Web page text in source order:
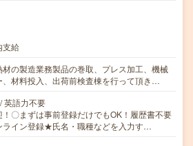
支給
材の製造業務製品の巻取、プレス加工、機械
、材料投入、出荷前検査棟を行って頂き…
英語力不要
〇まずは事前登録だけでもOK！履歴書不要
ライン登録★氏名・職種などを入力す…